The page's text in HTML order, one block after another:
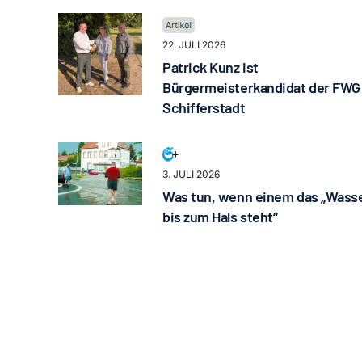
22. JULI 2026
Patrick Kunz ist
Bürgermeisterkandidat der FWG
Schifferstadt
3. JULI 2026
Was tun, wenn einem das
bis zum Hals steht“